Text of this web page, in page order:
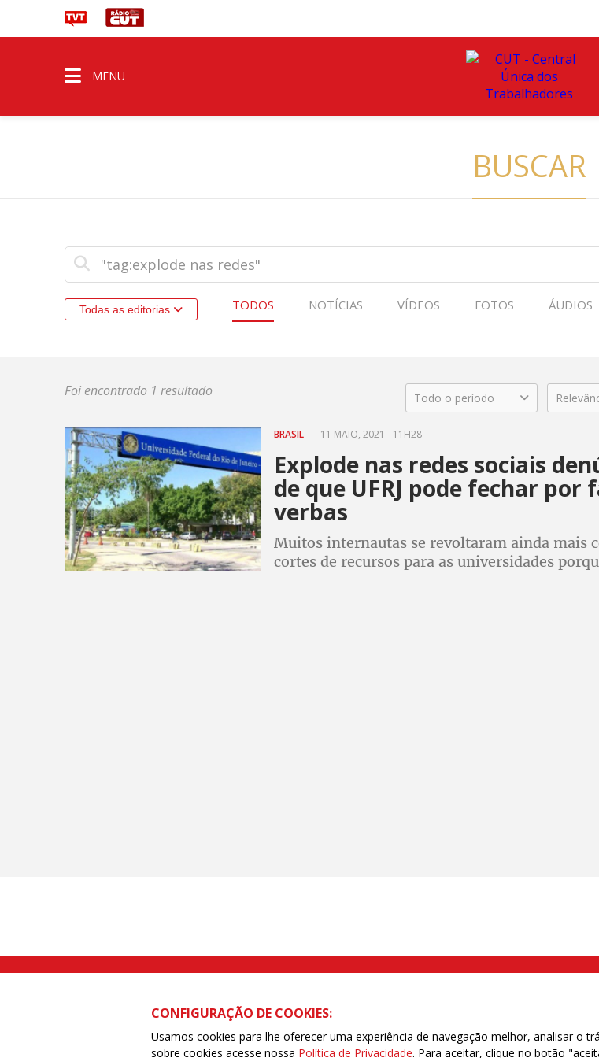
MENU
BUSCAR
Todas as editorias TODOS NOTÍCIAS VÍDEOS FOTOS ÁUDIOS
Foi encontrado 1 resultado Todo o período
BRASIL 11 MAIO, 2021 - 11H28
Explode nas redes sociais
de que UFRJ pode fechar por
verbas
Muitos internautas se revoltaram ainda mais
cortes de recursos para as universidades
Rua Caetano Pinto nº 575 CEP 03041-000 Brás, São Paulo/SP | Telefone (11) 2108 9200 - Fax
CONFIGURAÇÃO DE COOKIES:
Usamos cookies para lhe oferecer uma experiência de navegação melhor, analisar o
sobre cookies acesse nossa Política de Privacidade. Para aceitar, clique no botão